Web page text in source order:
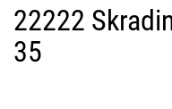
22222
35